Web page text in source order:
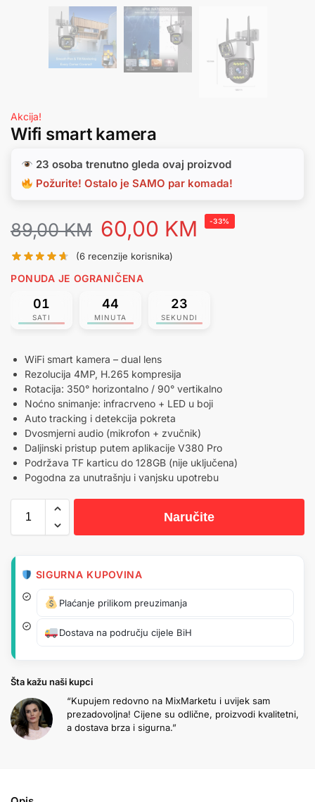
Akcija!
Wifi smart kamera
23 osoba trenutno gleda ovaj proizvod
Požurite! Ostalo je SAMO par komada!
89,00KM 60,00 KM -33%
(6 recenzije korisnika)
PONUDA JE OGRANIČENA
01
SATI
44
MINUTA
22
SEKUNDI
WiFi smart kamera – dual lens
Rezolucija 4MP, H.265 kompresija
Rotacija: 350° horizontalno / 90° vertikalno
Noćno snimanje: infracrveno + LED u boji
Auto tracking i detekcija pokreta
Dvosmjerni audio (mikrofon + zvučnik)
Daljinski pristup putem aplikacije V380 Pro
Podržava TF karticu do 128GB (nije uključena)
Pogodna za unutrašnju i vanjsku upotrebu
Naručite
SIGURNA KUPOVINA
Plaćanje prilikom preuzimanja
Dostava na području cijele BiH
Šta kažu naši kupci
“Kupujem redovno na MixMarketu i uvijek sam
prezadovoljna! Cijene su odlične, proizvodi kvalitetni,
a dostava brza i sigurna.”